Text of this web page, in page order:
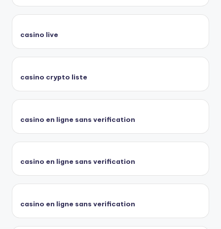
casino live
casino crypto liste
casino en ligne sans verification
casino en ligne sans verification
casino en ligne sans verification